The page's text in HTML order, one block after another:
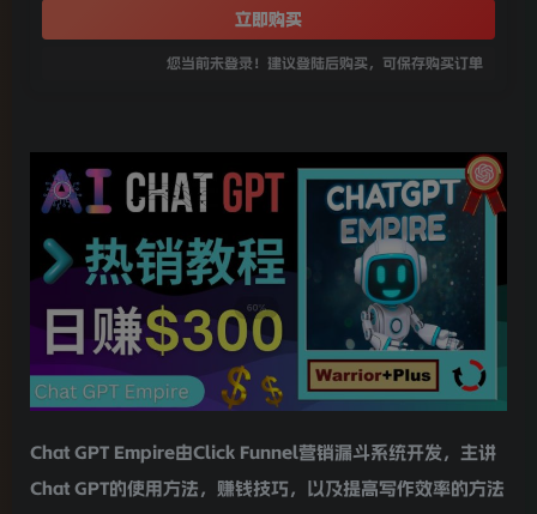
立即购买
您当前未登录！建议登陆后购买，可保存购买订单
Chat GPT Empire由Click Funnel营销漏斗系统开发，主讲
Chat GPT的使用方法，赚钱技巧，以及提高写作效率的方法